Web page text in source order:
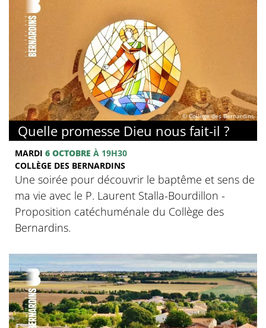
© Collège des Bernardins
Quelle promesse Dieu nous fait-il ?
MARDI 6 OCTOBRE À 19H30
COLLÈGE DES BERNARDINS
Une soirée pour découvrir le baptême et sens de
ma vie avec le P. Laurent Stalla-Bourdillon -
Proposition catéchuménale du Collège des
Bernardins.